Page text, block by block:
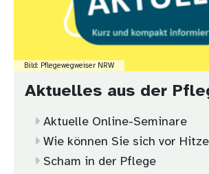
Bild: Pflegewegweiser NRW
Aktuelles aus der
Aktuelle Online-Seminare
Wie können Sie sich vor
Scham in der Pflege